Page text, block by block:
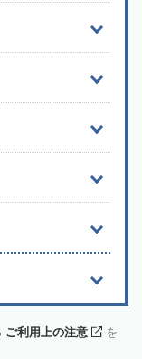
ご利用上の注意
を